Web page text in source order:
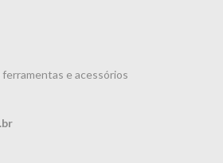
e acessórios